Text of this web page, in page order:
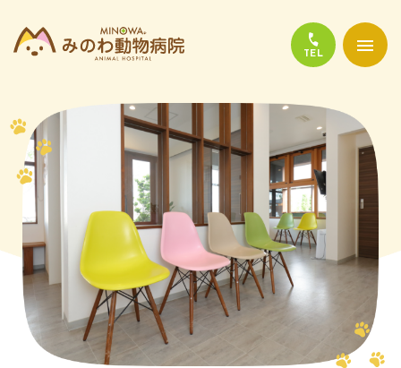
当院について
診療について
かかりやすい代表的な病気
よくある質問